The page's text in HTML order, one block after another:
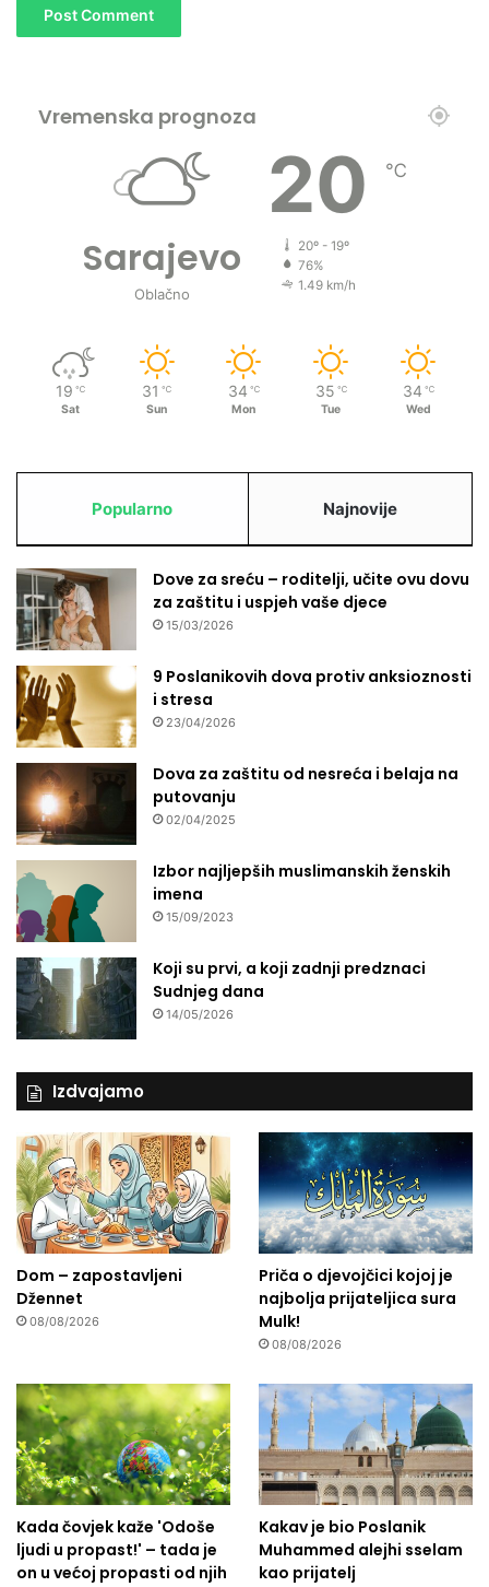
Vremenska prognoza
Sarajevo
Oblačno
20 ℃
20º - 19º
76%
1.49 km/h
19 ℃
Sat
31 ℃
Sun
34 ℃
Mon
35 ℃
Tue
34 ℃
Wed
Popularno Najnovije
Dove za sreću – roditelji, učite ovu dovu
za zaštitu i uspjeh vaše djece
15/03/2026
9 Poslanikovih dova protiv anksioznosti
i stresa
23/04/2026
Dova za zaštitu od nesreća i belaja na
putovanju
02/04/2025
Izbor najljepših muslimanskih ženskih
imena
15/09/2023
Koji su prvi, a koji zadnji predznaci
Sudnjeg dana
14/05/2026
Izdvajamo
Dom – zapostavljeni
Džennet
08/08/2026
Priča o djevojčici kojoj je
najbolja prijateljica sura
Mulk!
08/08/2026
Kada čovjek kaže 'Odoše
ljudi u propast!' – tada je
on u većoj propasti od njih
Kakav je bio Poslanik
Muhammed alejhi sselam
kao prijatelj